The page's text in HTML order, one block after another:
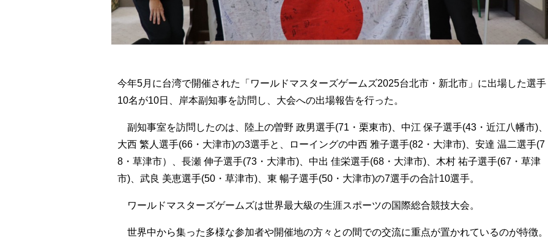
今年5月に台湾で開催された「ワールドマスターズゲームズ2025台北市・新北市」に出場した選手
10名が10日、岸本副知事を訪問し、大会への出場報告を行った。
副知事室を訪問したのは、陸上の曽野 政男選手(71・栗東市)、中江 保子選手(43・近江八幡市)、
大西 繁人選手(66・大津市)の3選手と、ローイングの中西 雅子選手(82・大津市)、安達 温二選手(7
8・草津市）、長瀬 伸子選手(73・大津市)、中出 佳栄選手(68・大津市)、木村 祐子選手(67・草津
市)、武良 美恵選手(50・草津市)、東 暢子選手(50・大津市)の7選手の合計10選手。
ワールドマスターズゲームズは世界最大級の生涯スポーツの国際総合競技大会。
世界中から集った多様な参加者や開催地の方々との間での交流に重点が置かれているのが特徴。